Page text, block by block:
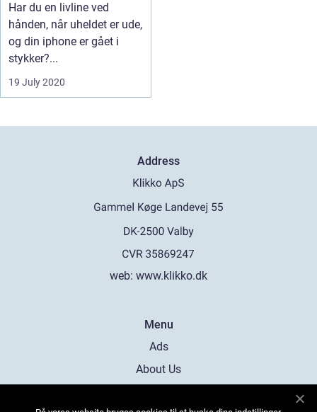
Har du en livline ved
hånden, når uheldet er ude,
og din iphone er gået i
stykker?...
19 July 2020
Address
web: www.klikko.dk
Menu
Ads
About Us